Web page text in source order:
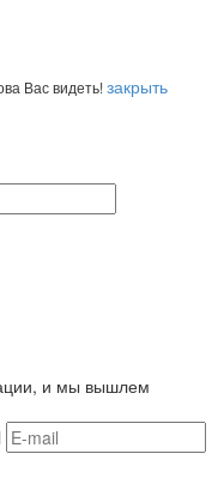
Вас видеть!закрыть
и мы вышлем